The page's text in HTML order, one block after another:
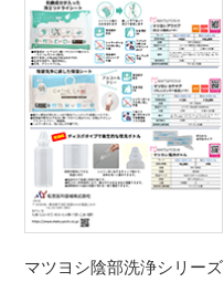
マツヨシ陰部洗浄シリーズ